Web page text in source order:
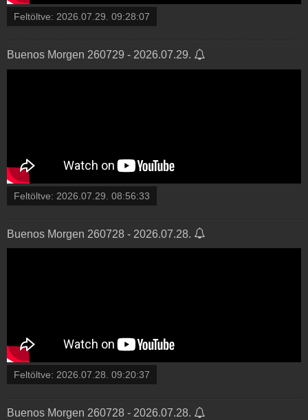
Feltöltve: 2026.07.29. 09:28:07
Buenos Morgen 260729 - 2026.07.29.
Feltöltve: 2026.07.29. 08:56:33
Buenos Morgen 260728 - 2026.07.28.
Feltöltve: 2026.07.28. 09:20:37
Buenos Morgen 260728 - 2026.07.28.